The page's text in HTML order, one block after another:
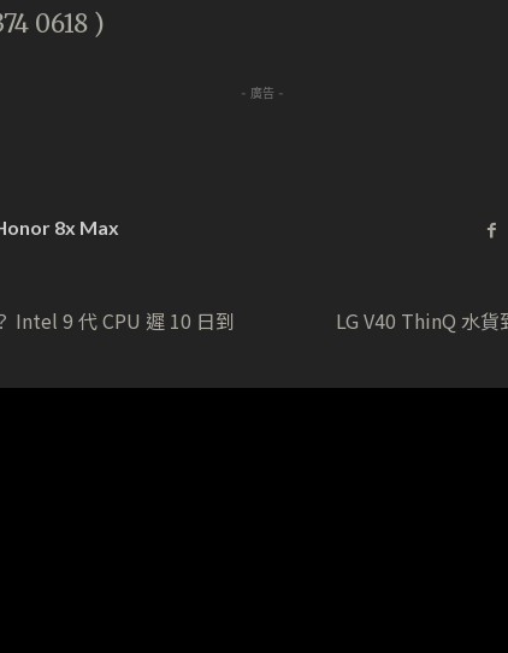
0618 )
- 廣告 -
8x Max
Intel 9 代 CPU 遲 10 日到
LG V40 ThinQ 水